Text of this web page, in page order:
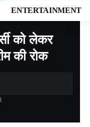
ENTERTAINMENT
>बड़ी ख़बर: PCCF की कुर्सी को लेकर हाईकोर्ट के फैसले पर सुप्रीम की रोक
को लेकर
की रोक